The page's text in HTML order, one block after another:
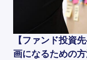
【ファンド投資
画になるための